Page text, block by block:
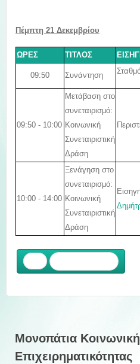
Πέμπτη 21 Δεκεμβρίου
ΩΡΕΣ ΤΙΤΛΟΣ
09:50 Συνάντηση
09:50 - 10:00
Μετάβαση στο
συνεταιρισμό:
Κοινωνική
Συνεταιριστική
Δράση
10:00 - 14:00
Ξενάγηση στο
συνεταιρισμό:
Κοινωνική
Συνεταιριστική
Δράση
Μονοπάτια
Επιχειρηματικότητας